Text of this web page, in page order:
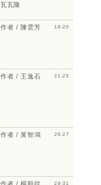
瓦瓦隆
作者 / 陳雲芳 18-20
作者 / 王逸石 21-25
作者 / 黃智鴻 26-27
28-31